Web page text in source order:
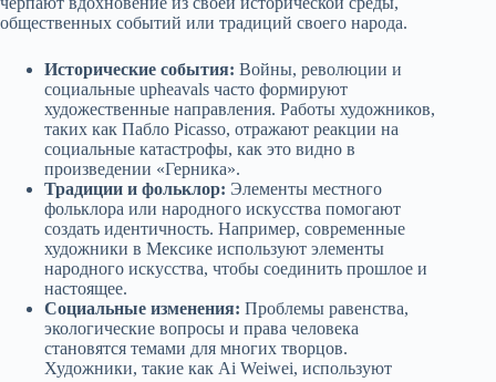
общественных событий или традиций своего народа.
Исторические события: Войны, революции и
социальные upheavals часто формируют
художественные направления. Работы художников,
таких как Пабло Picasso, отражают реакции на
социальные катастрофы, как это видно в
произведении «Герника».
Традиции и фольклор: Элементы местного
фольклора или народного искусства помогают
создать идентичность. Например, современные
художники в Мексике используют элементы
народного искусства, чтобы соединить прошлое и
настоящее.
Социальные изменения: Проблемы равенства,
экологические вопросы и права человека
становятся темами для многих творцов.
Художники, такие как Ai Weiwei, используют